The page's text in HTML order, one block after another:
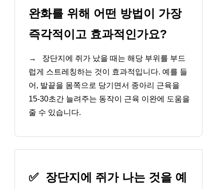
완화를 위해 어떤 방법이 가장
즉각적이고 효과적인가요?
→
장단지에 쥐가 났을 때는 해당 부위를 부드
럽게 스트레칭하는 것이 효과적입니다. 예를 들
어, 발끝을 몸쪽으로 당기면서 종아리 근육을
15-30초간 늘려주는 동작이 근육 이완에 도움을
줄 수 있습니다.
✅ 장단지에 쥐가 나는 것을 예